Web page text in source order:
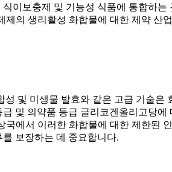
이보충제 및 기능성 식품에 통합하는
의 생리활성 화합물에 대한 제약 산
및 미생물 발효와 같은 고급 기술은
및 의약품 등급 글리코겐올리고당
에서 이러한 화합물에 대한 제한된
보장하는 데 중요합니다.